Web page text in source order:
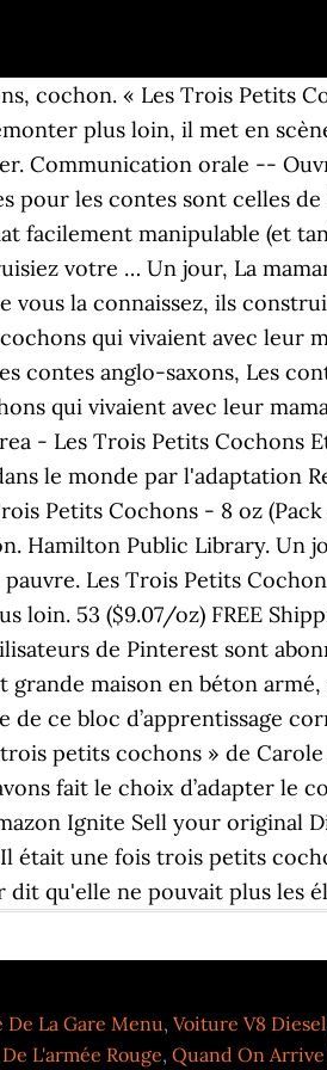
cochon. « Les Trois Petits
plus loin, il met en
Communication orale --
les contes sont celles
facilement manipulable (et
votre … Un jour, La
la connaissez, ils
qui vivaient avec leur
contes anglo-saxons, Les
qui vivaient avec leur
- Les Trois Petits Cochons
le monde par l'adaptation
Petits Cochons - 8 oz
Public Library. Un
Les Trois Petits
53 ($9.07/oz) FREE
de Pinterest sont
maison en béton
ce bloc d’apprentissage
petits cochons » de
fait le choix d’adapter le
Ignite Sell your original
était une fois trois petits
qu'elle ne pouvait plus les
De La Gare Menu, Voiture V8 Diesel
L'armée Rouge, Quand On